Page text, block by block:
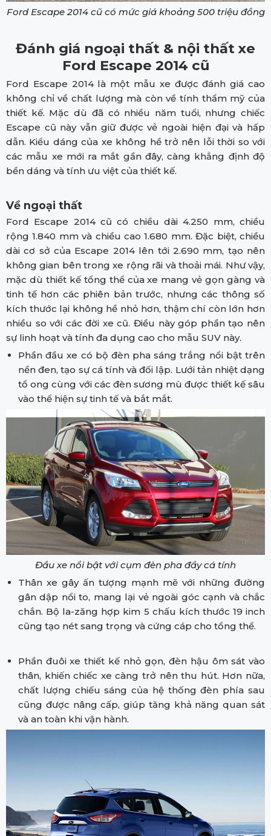
Ford Escape 2014 cũ có mức giá khoảng 500 triệu đồng
Đánh giá ngoại thất & nội thất xe
Ford Escape 2014 cũ
Ford Escape 2014 là một mẫu xe được đánh giá cao
không chỉ về chất lượng mà còn về tính thẩm mỹ của
thiết kế. Mặc dù đã có nhiều năm tuổi, nhưng chiếc
Escape cũ này vẫn giữ được vẻ ngoài hiện đại và hấp
dẫn. Kiểu dáng của xe không hề trở nên lỗi thời so với
các mẫu xe mới ra mắt gần đây, càng khẳng định độ
bền dáng và tính ưu việt của thiết kế.
Về ngoại thất
Ford Escape 2014 cũ có chiều dài 4.250 mm, chiều
rộng 1.840 mm và chiều cao 1.680 mm. Đặc biệt, chiều
dài cơ sở của Escape 2014 lên tới 2.690 mm, tạo nên
không gian bên trong xe rộng rãi và thoải mái. Như vậy,
mặc dù thiết kế tổng thể của xe mang vẻ gọn gàng và
tinh tế hơn các phiên bản trước, nhưng các thông số
kích thước lại không hề nhỏ hơn, thậm chí còn lớn hơn
nhiều so với các đời xe cũ. Điều này góp phần tạo nên
sự linh hoạt và tính đa dụng cao cho mẫu SUV này.
Phần đầu xe có bộ đèn pha sáng trắng nổi bật trên
nền đen, tạo sự cá tính và đối lập. Lưới tản nhiệt dạng
tổ ong cùng với các đèn sương mù được thiết kế sâu
vào thể hiện sự tinh tế và bắt mắt.
Đầu xe nổi bật với cụm đèn pha đầy cá tính
Thân xe gây ấn tượng mạnh mẽ với những đường
gân dập nổi to, mang lại vẻ ngoài góc cạnh và chắc
chắn. Bộ la-zăng hợp kim 5 chấu kích thước 19 inch
cũng tạo nét sang trọng và cứng cáp cho tổng thể.
Phần đuôi xe thiết kế nhỏ gọn, đèn hậu ôm sát vào
thân, khiến chiếc xe càng trở nên thu hút. Hơn nữa,
chất lượng chiếu sáng của hệ thống đèn phía sau
cũng được nâng cấp, giúp tăng khả năng quan sát
và an toàn khi vận hành.